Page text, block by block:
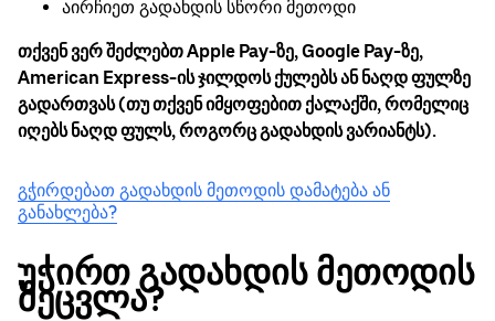
აირჩიეთ გადახდის სწორი მეთოდი
თქვენ ვერ შეძლებთ Apple Pay-ზე, Google Pay-ზე,
American Express-ის ჯილდოს ქულებს ან ნაღდ ფულზე
გადართვას (თუ თქვენ იმყოფებით ქალაქში, რომელიც
იღებს ნაღდ ფულს, როგორც გადახდის ვარიანტს).
გჭირდებათ გადახდის მეთოდის დამატება ან
განახლება?
უჭირთ გადახდის მეთოდის
შეცვლა?